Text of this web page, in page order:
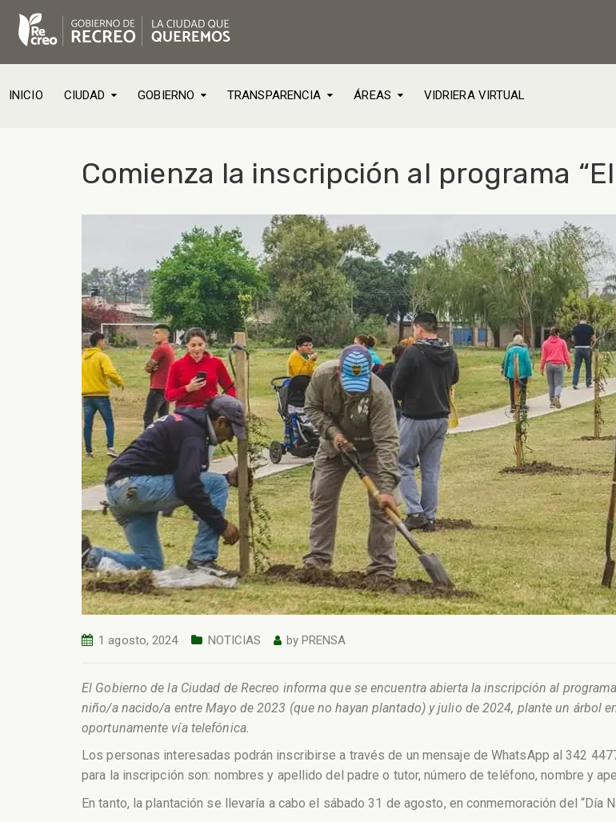
INICIO CIUDAD GOBIERNO TRANSPARENCIA ÁREAS VIDRIERA VIRTUAL
Comienza la inscripción al programa
1 agosto, 2024 NOTICIAS by PRENSA
El Gobierno de la Ciudad de Recreo informa que se encuentra abierta la inscripción al
niño/a nacido/a entre Mayo de 2023 (que no hayan plantado) y julio de 2024, plante un árbol
oportunamente vía telefónica.
Los personas interesadas podrán inscribirse a través de un mensaje de WhatsApp al 342
para la inscripción son: nombres y apellido del padre o tutor, número de teléfono, nombre y
En tanto, la plantación se llevaría a cabo el sábado 31 de agosto, en conmemoración del “Día